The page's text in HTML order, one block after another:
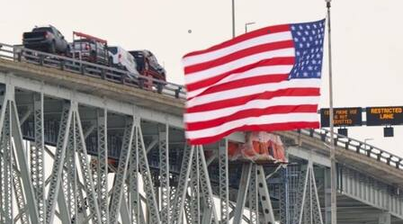
எழுதியவர் Sekar Chinnappan Feb 02, 2025 12:26 pm
செய்தி முன்னோட்டம்
அமெரிக்க ஜனாதிபதிடொனால்ட்
சீனா ஆகியவை எதிர் நடவடிக்கைகளை
கனேடிய பிரதம மந்திரி ஜஸ்டின் ட்ரூடோ,
அறிவித்தார்.
முதற்கட்டமாக பீர், ஒயின், பழங்கள்,